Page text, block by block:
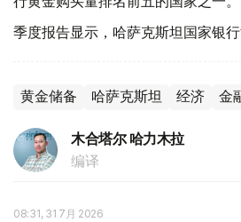
季度报告显示，哈萨克斯坦国家银行
黄金储备 哈萨克斯坦 经济 金
木合塔尔 哈力木拉
编译
08:31, 31 7月 2026